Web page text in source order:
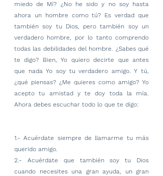
miedo de Mí? ¿No he sido y no soy hasta
ahora un hombre como tú? Es verdad que
también soy tu Dios, pero también soy un
verdadero hombre, por lo tanto comprendo
todas las debilidades del hombre. ¿Sabes qué
te digo? Bien, Yo quiero decirte que antes
que nada Yo soy tu verdadero amigo. Y tú,
¿qué piensas? ¿Me quieres como amigo? Yo
acepto tu amistad y te doy toda la mía.
Ahora debes escuchar todo lo que te digo:
1.- Acuérdate siempre de llamarme tu más
querido amigo.
2.- Acuérdate que también soy tu Dios
cuando necesites una gran ayuda, un gran